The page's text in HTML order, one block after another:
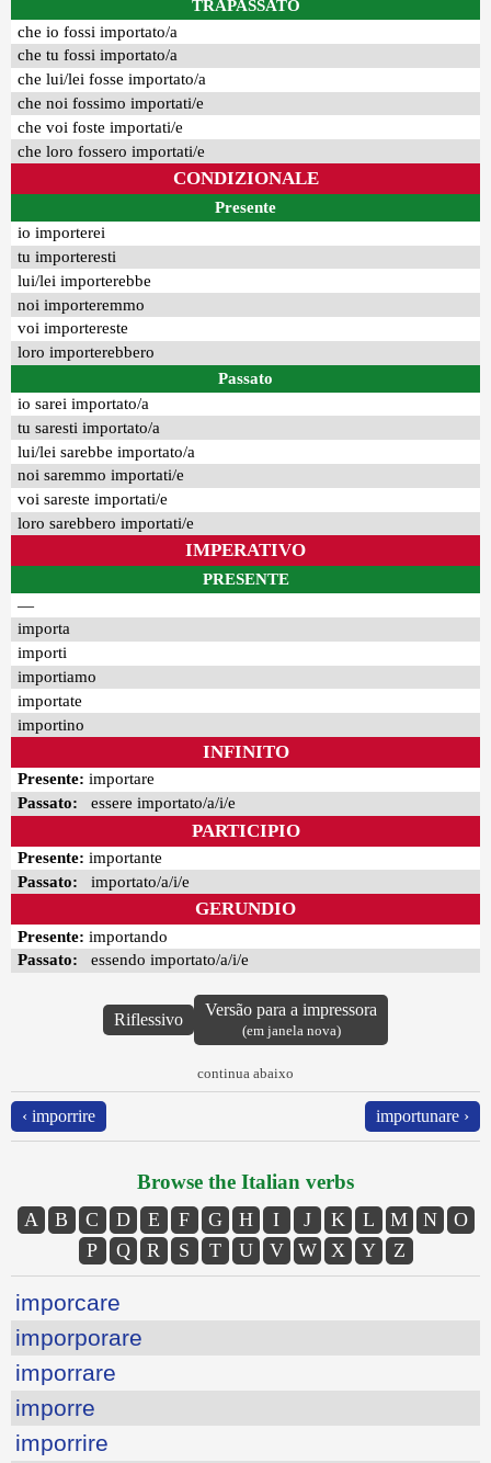
TRAPASSATO
che io fossi importato/a
che tu fossi importato/a
che lui/lei fosse importato/a
che noi fossimo importati/e
che voi foste importati/e
che loro fossero importati/e
CONDIZIONALE
Presente
io importerei
tu importeresti
lui/lei importerebbe
noi importeremmo
voi importereste
loro importerebbero
Passato
io sarei importato/a
tu saresti importato/a
lui/lei sarebbe importato/a
noi saremmo importati/e
voi sareste importati/e
loro sarebbero importati/e
IMPERATIVO
PRESENTE
—
importa
importi
importiamo
importate
importino
INFINITO
Presente: importare
Passato: essere importato/a/i/e
PARTICIPIO
Presente: importante
Passato: importato/a/i/e
GERUNDIO
Presente: importando
Passato: essendo importato/a/i/e
Riflessivo
Versão para a impressora
(em janela nova)
continua abaixo
‹ imporrire importunare ›
Browse the Italian verbs
A B C D E F G H I J K L M N
O
P
Q R S T U V W X Y Z
imporcare
imporporare
imporrare
imporre
imporrire